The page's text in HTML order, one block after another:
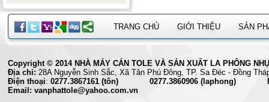
TRANG CHỦ GIỚI THIỆU SẢN
Copyright © 2014 NHÀ MÁY CÁN TOLE VÀ SẢN XUẤT LA PHÔNG
Địa chỉ: 28A Nguyễn Sinh Sắc, Xã Tân Phú Đông, TP. Sa
Điện thoại: 0277.3867161 (tôn) 0277.3860906 (laphong)
Email: vanphattole@yahoo.com.vn